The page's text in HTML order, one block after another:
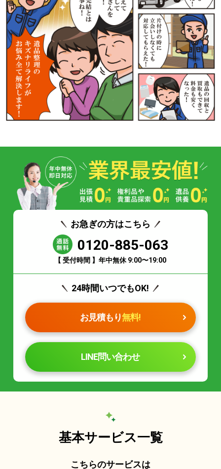
お急ぎの方はこちら
0120-885-063
【 受付時間 】年中無休 9:00〜19:00
24時間いつでもOK!
お見積もり無料!
LINE問い合わせ
基本サービス一覧
こちらのサービスは